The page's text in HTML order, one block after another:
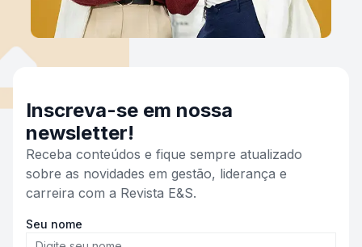
Inscreva-se em nossa
newsletter!
Receba conteúdos e fique sempre atualizado
sobre as novidades em gestão, liderança e
carreira com a Revista E&S.
Seu nome